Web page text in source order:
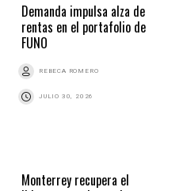
Demanda impulsa alza de
rentas en el portafolio de
FUNO
REBECA ROMERO
JULIO 30, 2026
Monterrey recupera el